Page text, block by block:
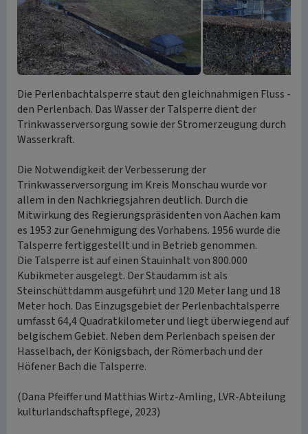
Die Perlenbachtalsperre staut den gleichnahmigen Fluss -
den Perlenbach. Das Wasser der Talsperre dient der
Trinkwasserversorgung sowie der Stromerzeugung durch
Wasserkraft.
Die Notwendigkeit der Verbesserung der
Trinkwasserversorgung im Kreis Monschau wurde vor
allem in den Nachkriegsjahren deutlich. Durch die
Mitwirkung des Regierungspräsidenten von Aachen kam
es 1953 zur Genehmigung des Vorhabens. 1956 wurde die
Talsperre fertiggestellt und in Betrieb genommen.
Die Talsperre ist auf einen Stauinhalt von 800.000
Kubikmeter ausgelegt. Der Staudamm ist als
Steinschüttdamm ausgeführt und 120 Meter lang und 18
Meter hoch. Das Einzugsgebiet der Perlenbachtalsperre
umfasst 64,4 Quadratkilometer und liegt überwiegend auf
belgischem Gebiet. Neben dem Perlenbach speisen der
Hasselbach, der Königsbach, der Römerbach und der
Höfener Bach die Talsperre.
(Dana Pfeiffer und Matthias Wirtz-Amling, LVR-Abteilung
kulturlandschaftspflege, 2023)